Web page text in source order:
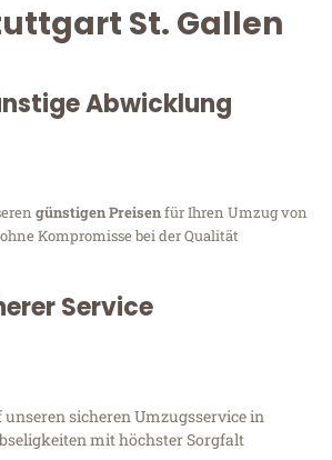
St. Gallen
Abwicklung
günstigen Preisenfür Ihren Umzug von
Kompromisse bei der Qualität
Service
unseren sicheren Umzugsservice in
mit höchster Sorgfalt